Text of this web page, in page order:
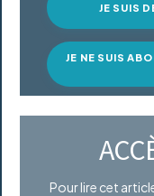
JE SUIS
JE NE SUIS
Pour lire cet